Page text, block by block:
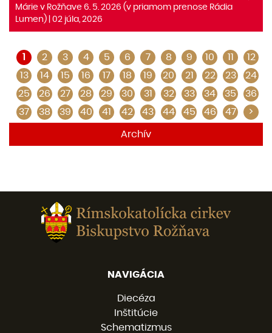
Márie v Rožňave 6. 5. 2026 (v priamom prenose Rádia
Lumen) | 02 júla, 2026
1 2 3 4 5 6 7 8 9 10 11
12
13
14 15 16 17 18 19 20 21 22 23
24
25
26 27 28 29 30 31 32 33 34 35
36
37
38 39 40 41 42 43 44 45 46 47 >
Archív
NAVIGÁCIA
Diecéza
Inštitúcie
Schematizmus